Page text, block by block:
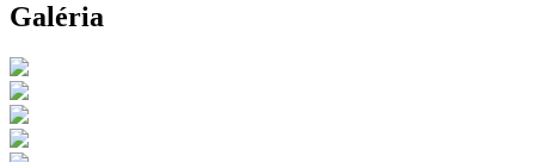
Galéria